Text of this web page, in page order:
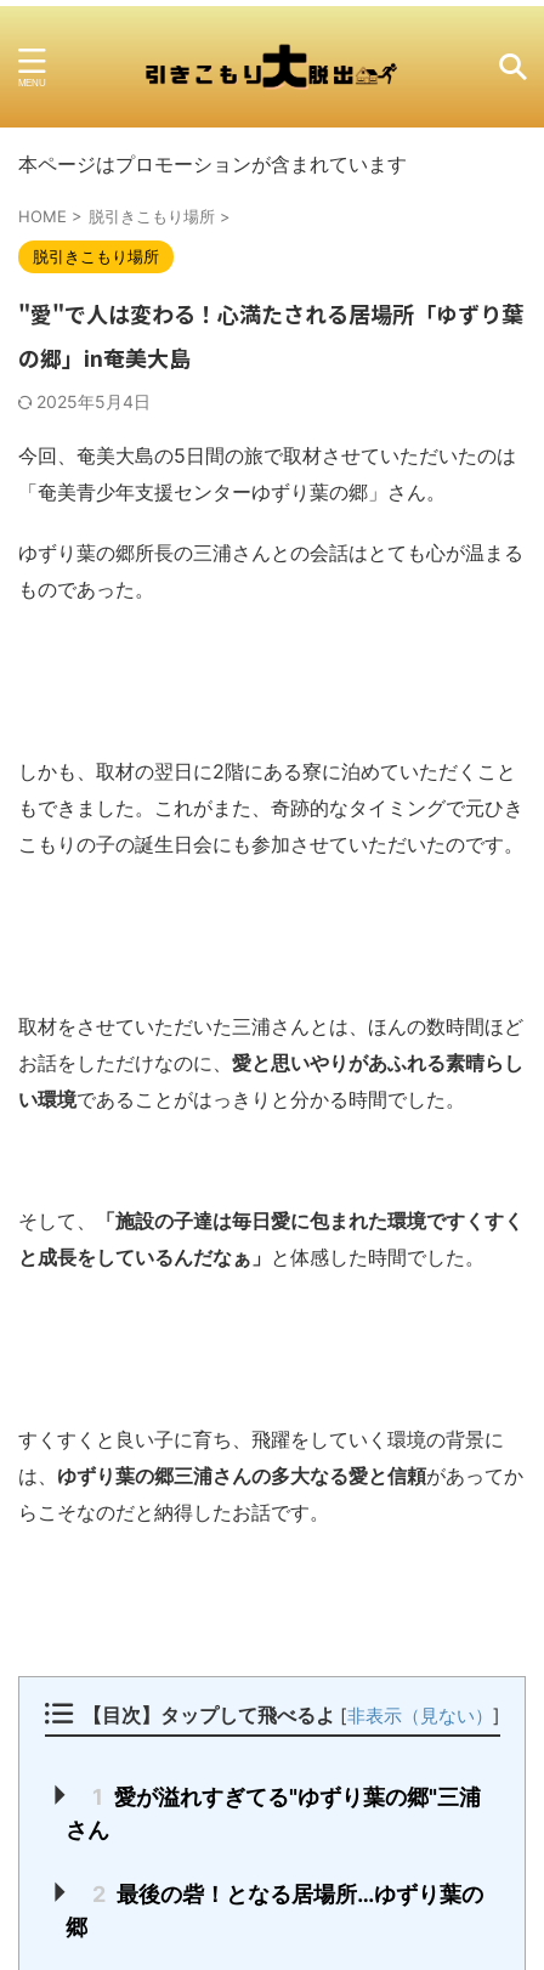
本ページはプロモーションが含まれています
HOME > 脱引きこもり場所 >
脱引きこもり場所
"愛"で人は変わる！心満たされる居場所「ゆずり葉
の郷」in奄美大島
2025年5月4日
今回、奄美大島の5日間の旅で取材させていただいたのは
「奄美青少年支援センターゆずり葉の郷」さん。
ゆずり葉の郷所長の三浦さんとの会話はとても心が温まる
ものであった。
しかも、取材の翌日に2階にある寮に泊めていただくこと
もできました。これがまた、奇跡的なタイミングで元ひき
こもりの子の誕生日会にも参加させていただいたのです。
取材をさせていただいた三浦さんとは、ほんの数時間ほど
お話をしただけなのに、 愛と思いやりがあふれる素晴らし
い環境であることがはっきりと分かる時間でした。
そして、
「施設の子達は毎日愛に包まれた環境ですくすく
と成長をしているんだなぁ」 と体感した時間でした。
すくすくと良い子に育ち、飛躍をしていく環境の背景に
は、 ゆずり葉の郷三浦さんの多大なる愛と信頼があってか
らこそなのだと納得したお話です。
【目次】タップして飛べるよ [非表示（見ない） ]
1 愛が溢れすぎてる"ゆずり葉の郷"三浦
さん
2 最後の砦！となる居場所…ゆずり葉の
郷